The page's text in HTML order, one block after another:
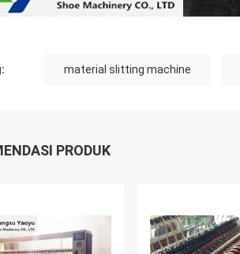
material slitting machine
PRODUK